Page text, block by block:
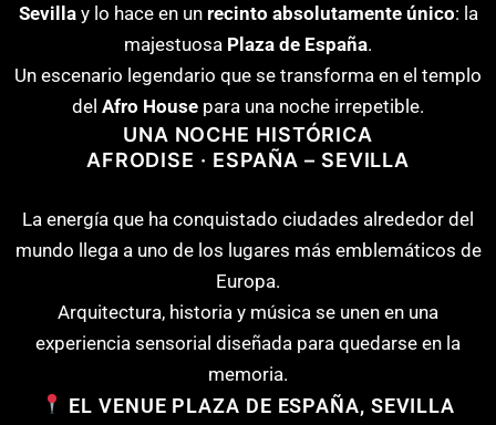
Sevillay lo hace en un recinto absolutamente único: la
majestuosa Plaza de España.
Un escenario legendario que se transforma en el templo
del Afro House para una noche irrepetible.
UNA NOCHE HISTÓRICA
AFRODISE · ESPAÑA – SEVILLA
La energía que ha conquistado ciudades alrededor del
mundo llega a uno de los lugares más emblemáticos de
Europa.
Arquitectura, historia y música se unen en una
experiencia sensorial diseñada para quedarse en la
memoria.
EL VENUE PLAZA DE ESPAÑA, SEVILLA